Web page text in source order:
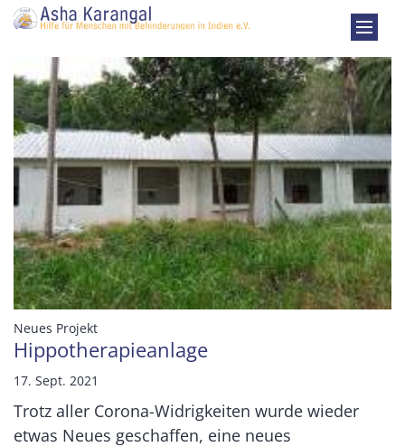
Zum Inhalt springen
Neues Projekt:
Hippotherapieanlage
17. Sept. 2021
Trotz aller Corona-Widrigkeiten wurde wieder
etwas Neues geschaffen, eine neues